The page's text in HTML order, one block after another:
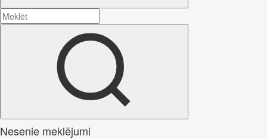
Nesenie meklējumi